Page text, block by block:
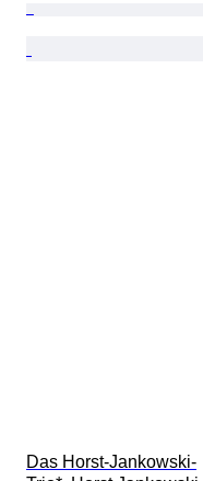
Das Horst-Jankowski-